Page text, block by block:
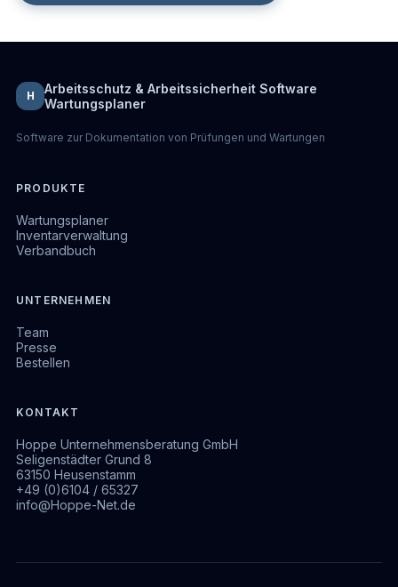
H
Arbeitsschutz & Arbeitssicherheit Software
Wartungsplaner
Software zur Dokumentation von Prüfungen und Wartungen
PRODUKTE
Wartungsplaner
Inventarverwaltung
Verbandbuch
UNTERNEHMEN
Team
Presse
Bestellen
KONTAKT
Hoppe Unternehmensberatung GmbH
Seligenstädter Grund 8
63150 Heusenstamm
+49 (0)6104 / 65327
info@Hoppe-Net.de